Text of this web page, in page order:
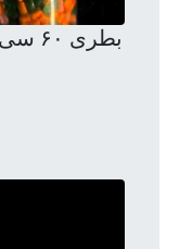
بطری ۶۰ سی سی بتا استوانه دهانه ۱۸